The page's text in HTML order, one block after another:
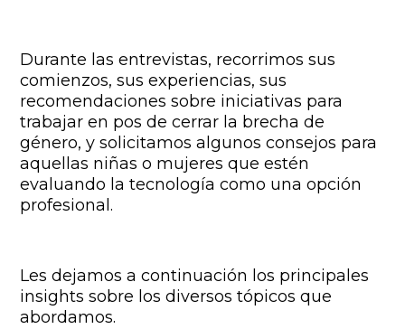
Durante las entrevistas, recorrimos sus
comienzos, sus experiencias, sus
recomendaciones sobre iniciativas para
trabajar en pos de cerrar la brecha de
género, y solicitamos algunos consejos para
aquellas niñas o mujeres que estén
evaluando la tecnología como una opción
profesional.
Les dejamos a continuación los principales
insights sobre los diversos tópicos que
abordamos.